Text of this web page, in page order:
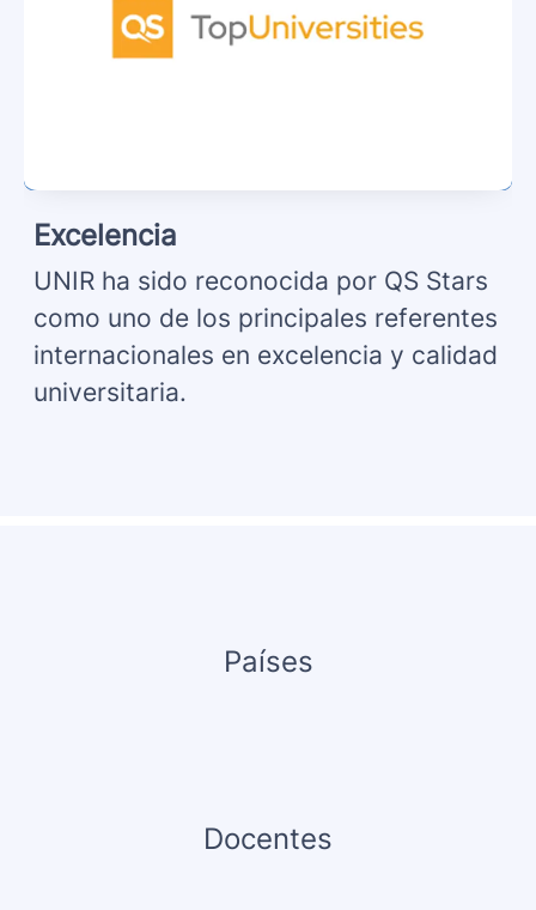
Excelencia
UNIR ha sido reconocida por QS Stars
como uno de los principales referentes
internacionales en excelencia y calidad
universitaria.
Países
Docentes